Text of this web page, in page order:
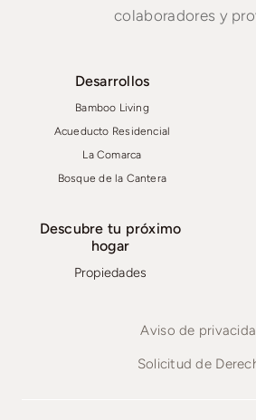
colaboradores y
Desarrollos
Bamboo Living
Acueducto Residencial
La Comarca
Bosque de la Cantera
Descubre tu próximo
hogar
Propiedades
Aviso de
Solicitud de